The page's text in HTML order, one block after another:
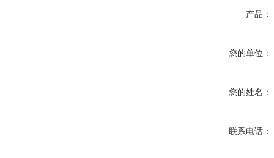
产品：
您的单位：
您的姓名：
联系电话：